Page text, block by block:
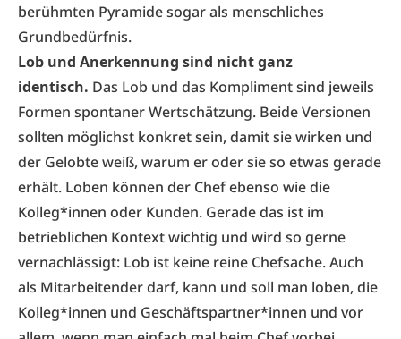
berühmten Pyramide sogar als menschliches
Grundbedürfnis.
Lob und Anerkennung sind nicht ganz
identisch. Das Lob und das Kompliment sind jeweils
Formen spontaner Wertschätzung. Beide Versionen
sollten möglichst konkret sein, damit sie wirken und
der Gelobte weiß, warum er oder sie so etwas gerade
erhält. Loben können der Chef ebenso wie die
Kolleg*innen oder Kunden. Gerade das ist im
betrieblichen Kontext wichtig und wird so gerne
vernachlässigt: Lob ist keine reine Chefsache. Auch
als Mitarbeitender darf, kann und soll man loben, die
Kolleg*innen und Geschäftspartner*innen und vor